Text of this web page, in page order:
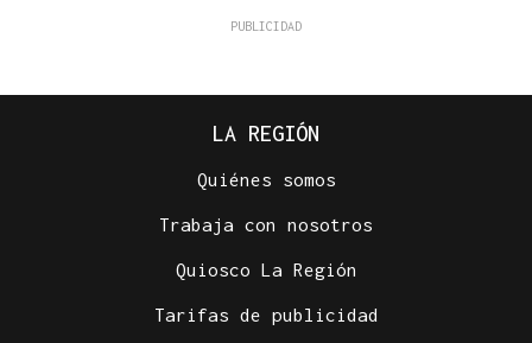
LA REGIÓN
Quiénes somos
Trabaja con nosotros
Quiosco La Región
Tarifas de publicidad